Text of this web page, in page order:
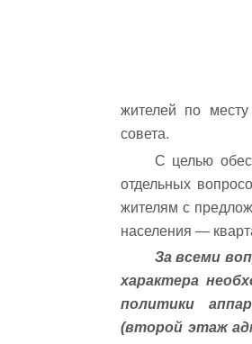
жителей по месту
совета.
С целью
отдельных
жителям с
населения —
За всеми
характера
политики
(второй этаж